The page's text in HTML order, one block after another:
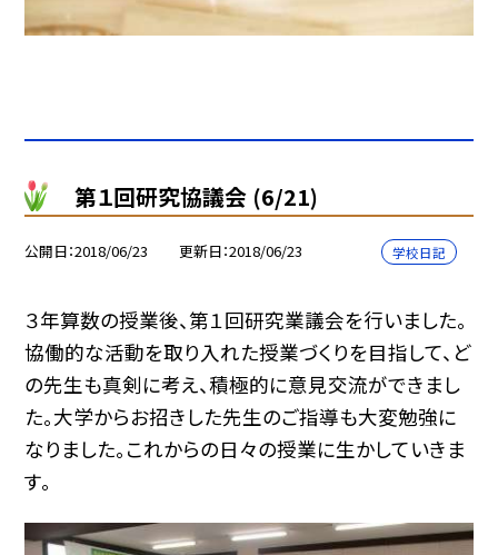
第１回研究協議会 (6/21)
公開日 2018/06/23 更新日 2018/06/23 学校日記
３年算数の授業後、第１回研究業議会を行いました。
協働的な活動を取り入れた授業づくりを目指して、ど
の先生も真剣に考え、積極的に意見交流ができまし
た。大学からお招きした先生のご指導も大変勉強に
なりました。これからの日々の授業に生かしていきま
す。